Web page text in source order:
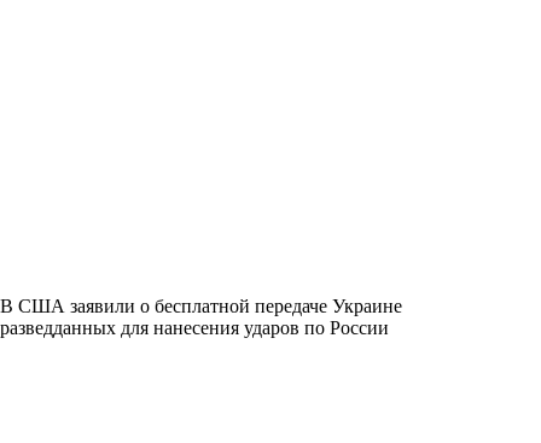
В США заявили о бесплатной передаче Украине
разведданных для нанесения ударов по России